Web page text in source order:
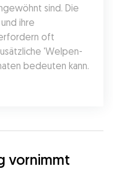
sind. Die
ihre
oft
'Welpen-
bedeuten kann.
vornimmt